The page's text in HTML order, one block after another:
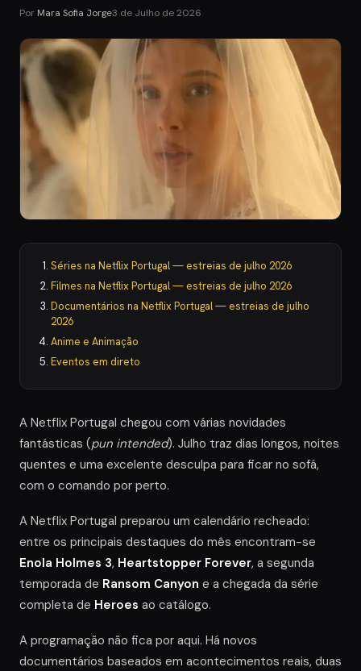
Por Mara Sofia Jorge3 de Julho de 2026
Séries na Netflix Portugal — estreias de julho 2026
Filmes na Netflix Portugal — estreias de julho 2026
Documentários na Netflix Portugal — estreias de julho
2026
Anime e Animação
Eventos em direto
A Netflix Portugal chegou com várias novidades
fantásticas (pun intended). Julho traz dias longos, noites
quentes e uma excelente desculpa para ficar no sofá,
com o comando por perto.
A Netflix Portugal preparou um calendário recheado:
entre os principais destaques do mês encontram-se
Enola Holmes 3, Heartstopper Forever, a segunda
temporada de Ransom Canyon e a chegada da série
completa de Heroes ao catálogo.
A programação não fica por aqui. Há novos
documentários baseados em acontecimentos reais, duas